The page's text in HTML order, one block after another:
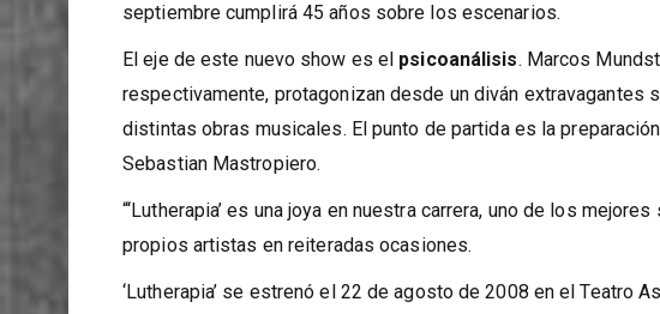
septiembre cumplirá 45 años sobre los escenarios.
El eje de este nuevo show es el psicoanálisis. Marcos
respectivamente, protagonizan desde un diván
distintas obras musicales. El punto de partida es la
Sebastian Mastropiero.
“‘Lutherapia’ es una joya en nuestra carrera, uno de los
propios artistas en reiteradas ocasiones.
‘Lutherapia’ se estrenó el 22 de agosto de 2008 en el Teatro